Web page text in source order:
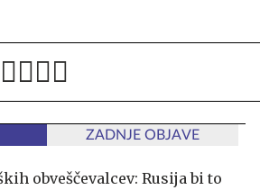
ZADNJE OBJAVE
obveščevalcev: Rusija bi to